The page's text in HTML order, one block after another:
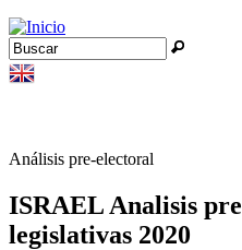
Jump to navigation
Formulario de
Buscar
Análisis pre-electoral
ISRAEL Analisis
legislativas 2020